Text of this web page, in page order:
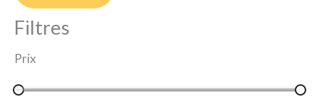
Filtres
Prix